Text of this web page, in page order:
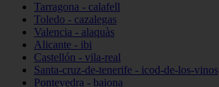
Tarragona - calafell
Toledo - cazalegas
Valencia - alaquàs
Alicante - ibi
Castellón - vila-real
Santa-cruz-de-tenerife - icod-de-los-vinos
Pontevedra - baiona